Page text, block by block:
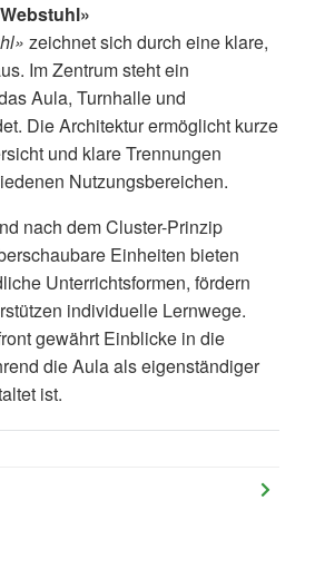
zeichnet sich durch eine klare,
Im Zentrum steht ein
Aula, Turnhalle und
Die Architektur ermöglicht kurze
und klare Trennungen
Nutzungsbereichen.
nach dem Cluster-Prinzip
Einheiten bieten
Unterrichtsformen, fördern
individuelle Lernwege.
gewährt Einblicke in die
die Aula als eigenständiger
ist.